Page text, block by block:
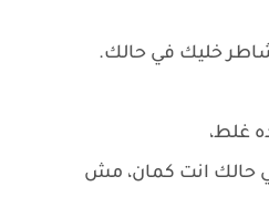
خليك في حالك.
غلط،
حالك انت كمان، مش